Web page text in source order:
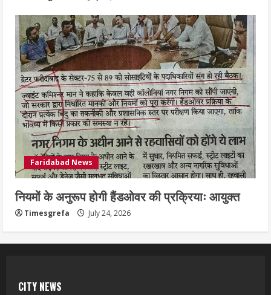
Faridabad News
नियमों के अनुरूप होगी हैंडओवर की प्रक्रियाः आयुक्त
Timesgrefa July 24, 2026
CITY NEWS